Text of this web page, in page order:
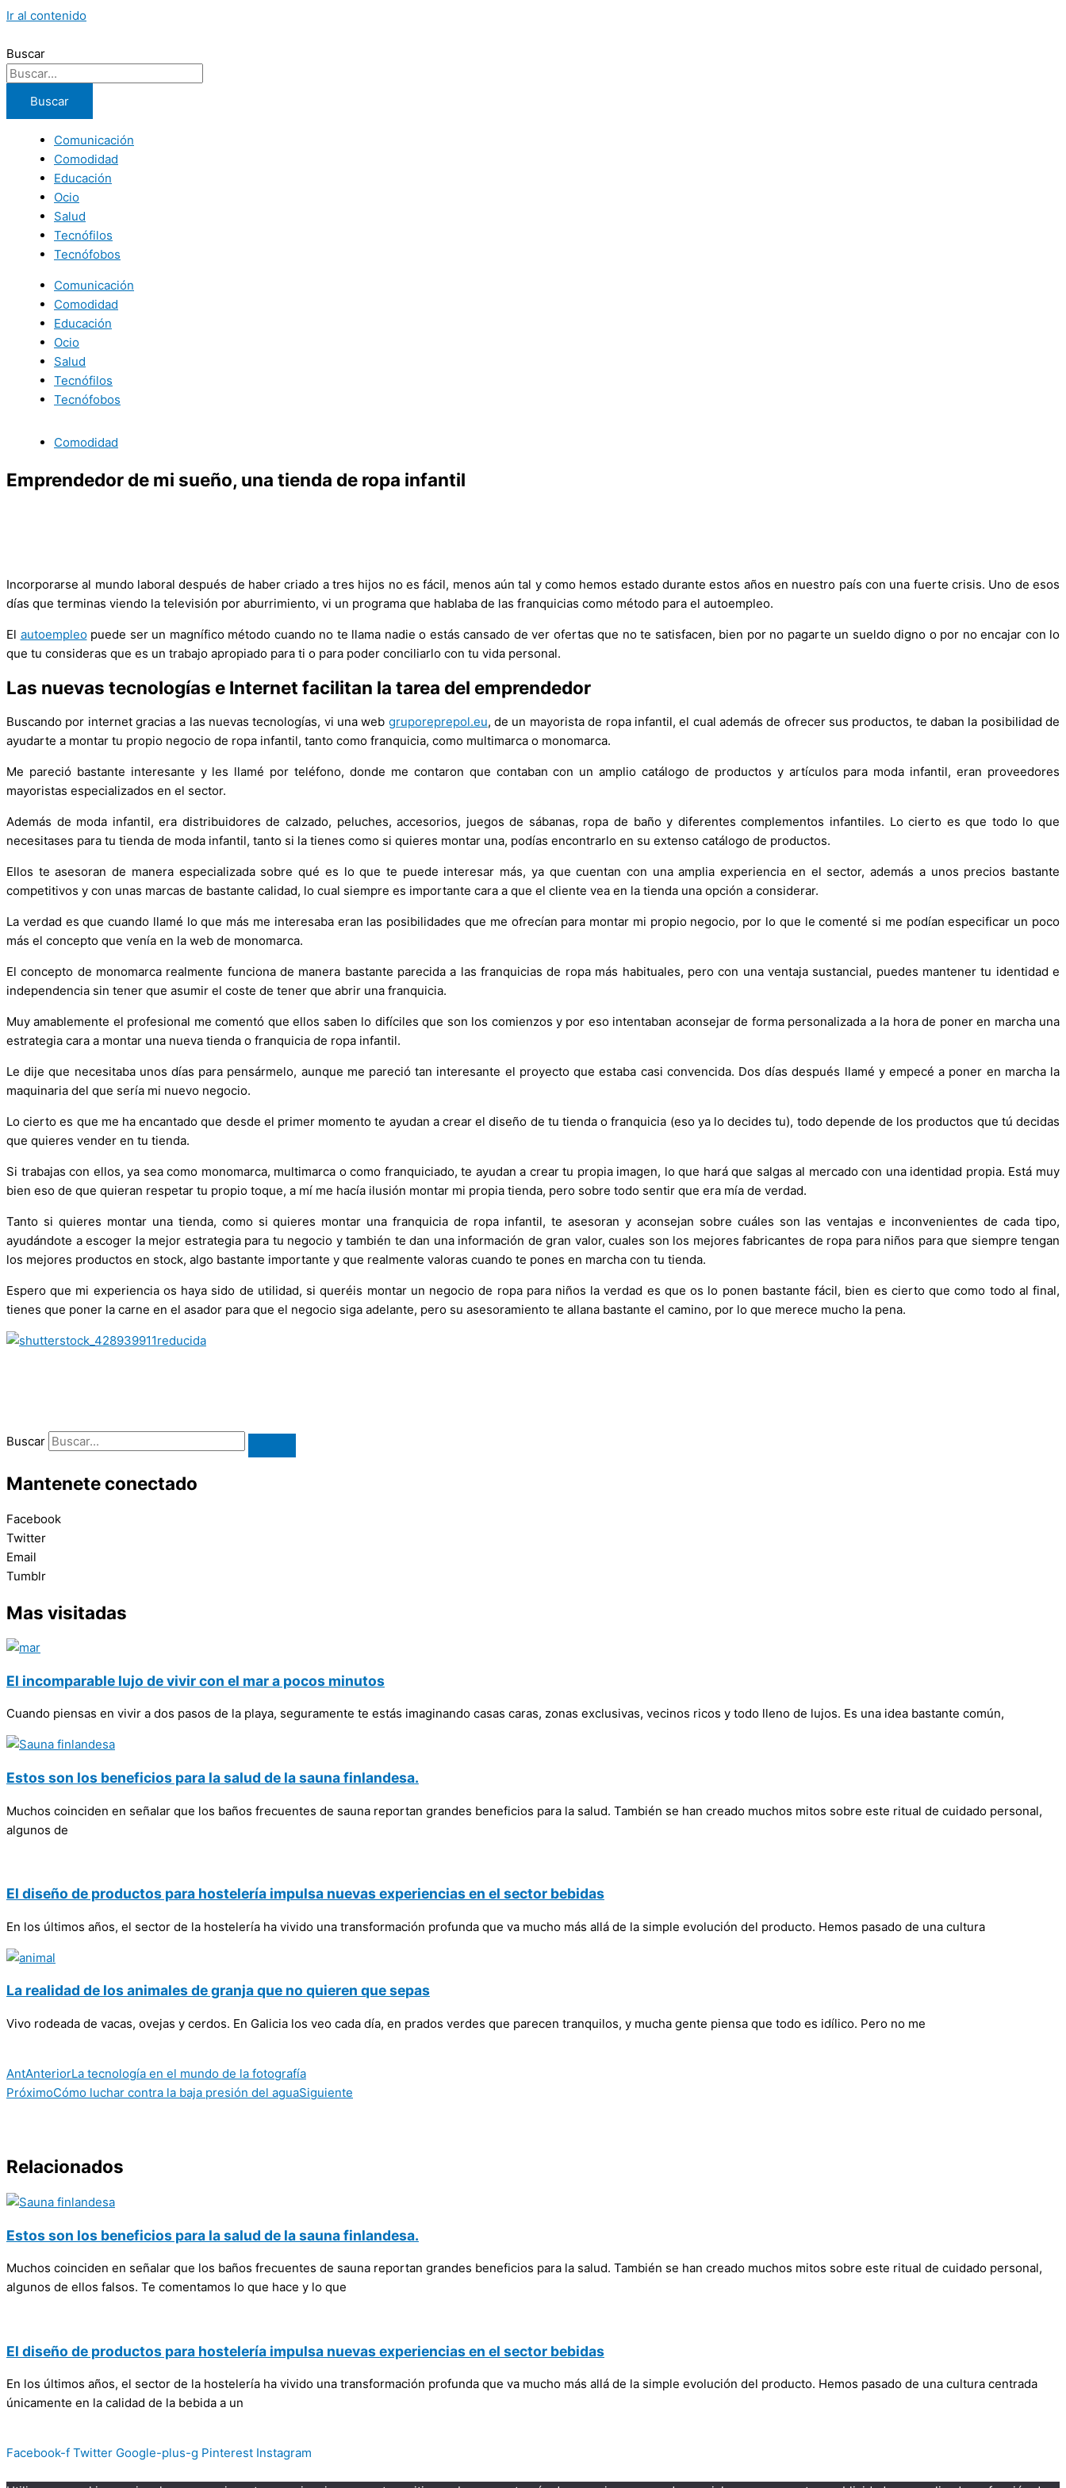
Ir al contenido
Buscar
Buscar
Comunicación
Comodidad
Educación
Ocio
Salud
Tecnófilos
Tecnófobos
Comunicación
Comodidad
Educación
Ocio
Salud
Tecnófilos
Tecnófobos
Comodidad
Emprendedor de mi sueño, una tienda de ropa infantil
Incorporarse al mundo laboral después de haber criado a tres hijos no es fácil, menos aún tal y como hemos estado durante estos años en nuestro país con una fuerte crisis. Uno de esos
días que terminas viendo la televisión por aburrimiento, vi un programa que hablaba de las franquicias como método para el autoempleo.
El autoempleopuede ser un magnífico método cuando no te llama nadie o estás cansado de ver ofertas que no te satisfacen, bien por no pagarte un sueldo digno o por no encajar con lo
que tu consideras que es un trabajo apropiado para ti o para poder conciliarlo con tu vida personal.
Las nuevas tecnologías e Internet facilitan la tarea del emprendedor
Buscando por internet gracias a las nuevas tecnologías, vi una web gruporeprepol.eu, de un mayorista de ropa infantil, el cual además de ofrecer sus productos, te daban la posibilidad de
ayudarte a montar tu propio negocio de ropa infantil, tanto como franquicia, como multimarca o monomarca.
Me pareció bastante interesante y les llamé por teléfono, donde me contaron que contaban con un amplio catálogo de productos y artículos para moda infantil, eran proveedores
mayoristas especializados en el sector.
Además de moda infantil, era distribuidores de calzado, peluches, accesorios, juegos de sábanas, ropa de baño y diferentes complementos infantiles. Lo cierto es que todo lo que
necesitases para tu tienda de moda infantil, tanto si la tienes como si quieres montar una, podías encontrarlo en su extenso catálogo de productos.
Ellos te asesoran de manera especializada sobre qué es lo que te puede interesar más, ya que cuentan con una amplia experiencia en el sector, además a unos precios bastante
competitivos y con unas marcas de bastante calidad, lo cual siempre es importante cara a que el cliente vea en la tienda una opción a considerar.
La verdad es que cuando llamé lo que más me interesaba eran las posibilidades que me ofrecían para montar mi propio negocio, por lo que le comenté si me podían especificar un poco
más el concepto que venía en la web de monomarca.
El concepto de monomarca realmente funciona de manera bastante parecida a las franquicias de ropa más habituales, pero con una ventaja sustancial, puedes mantener tu identidad e
independencia sin tener que asumir el coste de tener que abrir una franquicia.
Muy amablemente el profesional me comentó que ellos saben lo difíciles que son los comienzos y por eso intentaban aconsejar de forma personalizada a la hora de poner en marcha una
estrategia cara a montar una nueva tienda o franquicia de ropa infantil.
Le dije que necesitaba unos días para pensármelo, aunque me pareció tan interesante el proyecto que estaba casi convencida. Dos días después llamé y empecé a poner en marcha la
maquinaria del que sería mi nuevo negocio.
Lo cierto es que me ha encantado que desde el primer momento te ayudan a crear el diseño de tu tienda o franquicia (eso ya lo decides tu), todo depende de los productos que tú decidas
que quieres vender en tu tienda.
Si trabajas con ellos, ya sea como monomarca, multimarca o como franquiciado, te ayudan a crear tu propia imagen, lo que hará que salgas al mercado con una identidad propia. Está muy
bien eso de que quieran respetar tu propio toque, a mí me hacía ilusión montar mi propia tienda, pero sobre todo sentir que era mía de verdad.
Tanto si quieres montar una tienda, como si quieres montar una franquicia de ropa infantil, te asesoran y aconsejan sobre cuáles son las ventajas e inconvenientes de cada tipo,
ayudándote a escoger la mejor estrategia para tu negocio y también te dan una información de gran valor, cuales son los mejores fabricantes de ropa para niños para que siempre tengan
los mejores productos en stock, algo bastante importante y que realmente valoras cuando te pones en marcha con tu tienda.
Espero que mi experiencia os haya sido de utilidad, si queréis montar un negocio de ropa para niños la verdad es que os lo ponen bastante fácil, bien es cierto que como todo al final,
tienes que poner la carne en el asador para que el negocio siga adelante, pero su asesoramiento te allana bastante el camino, por lo que merece mucho la pena.
Buscar
Mantenete conectado
Facebook
Twitter
Email
Tumblr
Mas visitadas
El incomparable lujo de vivir con el mar a pocos minutos
Cuando piensas en vivir a dos pasos de la playa, seguramente te estás imaginando casas caras, zonas exclusivas, vecinos ricos y todo lleno de lujos. Es una idea bastante común,
Estos son los beneficios para la salud de la sauna finlandesa.
Muchos coinciden en señalar que los baños frecuentes de sauna reportan grandes beneficios para la salud. También se han creado muchos mitos sobre este ritual de cuidado personal,
algunos de
El diseño de productos para hostelería impulsa nuevas experiencias en el sector bebidas
En los últimos años, el sector de la hostelería ha vivido una transformación profunda que va mucho más allá de la simple evolución del producto. Hemos pasado de una cultura
La realidad de los animales de granja que no quieren que sepas
Vivo rodeada de vacas, ovejas y cerdos. En Galicia los veo cada día, en prados verdes que parecen tranquilos, y mucha gente piensa que todo es idílico. Pero no me
AntAnteriorLa tecnología en el mundo de la fotografía
PróximoCómo luchar contra la baja presión del aguaSiguiente
Relacionados
Estos son los beneficios para la salud de la sauna finlandesa.
Muchos coinciden en señalar que los baños frecuentes de sauna reportan grandes beneficios para la salud. También se han creado muchos mitos sobre este ritual de cuidado personal,
algunos de ellos falsos. Te comentamos lo que hace y lo que
El diseño de productos para hostelería impulsa nuevas experiencias en el sector bebidas
En los últimos años, el sector de la hostelería ha vivido una transformación profunda que va mucho más allá de la simple evolución del producto. Hemos pasado de una cultura centrada
únicamente en la calidad de la bebida a un
Facebook-f Twitter Google-plus-g Pinterest Instagram